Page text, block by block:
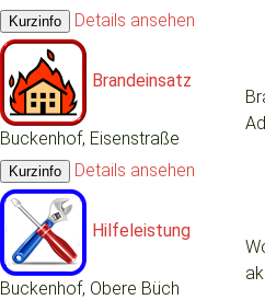
Details ansehen
Brandeinsatz
Buckenhof, Eisenstraße
Details ansehen
Hilfeleistung
Buckenhof, Obere Büch